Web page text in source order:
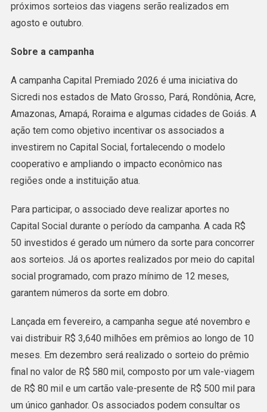
próximos sorteios das viagens serão realizados em
agosto e outubro.
Sobre a campanha
A campanha Capital Premiado 2026 é uma iniciativa do
Sicredi nos estados de Mato Grosso, Pará, Rondônia, Acre,
Amazonas, Amapá, Roraima e algumas cidades de Goiás. A
ação tem como objetivo incentivar os associados a
investirem no Capital Social, fortalecendo o modelo
cooperativo e ampliando o impacto econômico nas
regiões onde a instituição atua.
Para participar, o associado deve realizar aportes no
Capital Social durante o período da campanha. A cada R$
50 investidos é gerado um número da sorte para concorrer
aos sorteios. Já os aportes realizados por meio do capital
social programado, com prazo mínimo de 12 meses,
garantem números da sorte em dobro.
Lançada em fevereiro, a campanha segue até novembro e
vai distribuir R$ 3,640 milhões em prêmios ao longo de 10
meses. Em dezembro será realizado o sorteio do prêmio
final no valor de R$ 580 mil, composto por um vale-viagem
de R$ 80 mil e um cartão vale-presente de R$ 500 mil para
um único ganhador. Os associados podem consultar os